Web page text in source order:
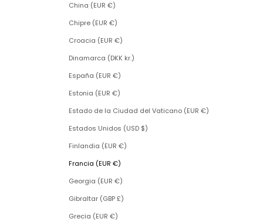
China (EUR €)
Chipre (EUR €)
Croacia (EUR €)
Dinamarca (DKK kr.)
España (EUR €)
Estonia (EUR €)
Estado de la Ciudad del Vaticano (EUR €)
Estados Unidos (USD $)
Finlandia (EUR €)
Francia (EUR €)
Georgia (EUR €)
Gibraltar (GBP £)
Grecia (EUR €)